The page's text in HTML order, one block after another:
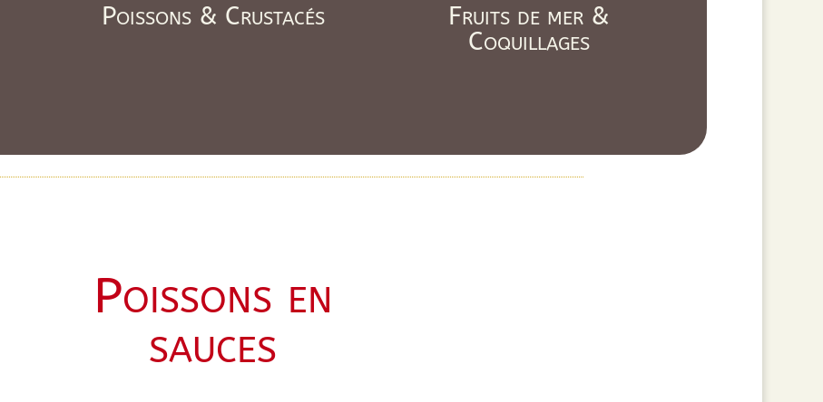
Poissons & Crustacés
Fruits de mer &
Coquillages
Poissons en
sauces